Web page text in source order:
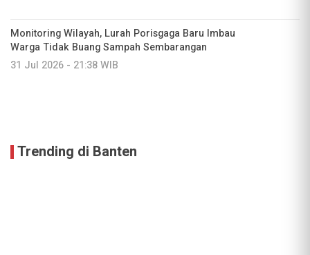
Monitoring Wilayah, Lurah Porisgaga Baru Imbau
Warga Tidak Buang Sampah Sembarangan
31 Jul 2026 - 21:38 WIB
Trending di Banten